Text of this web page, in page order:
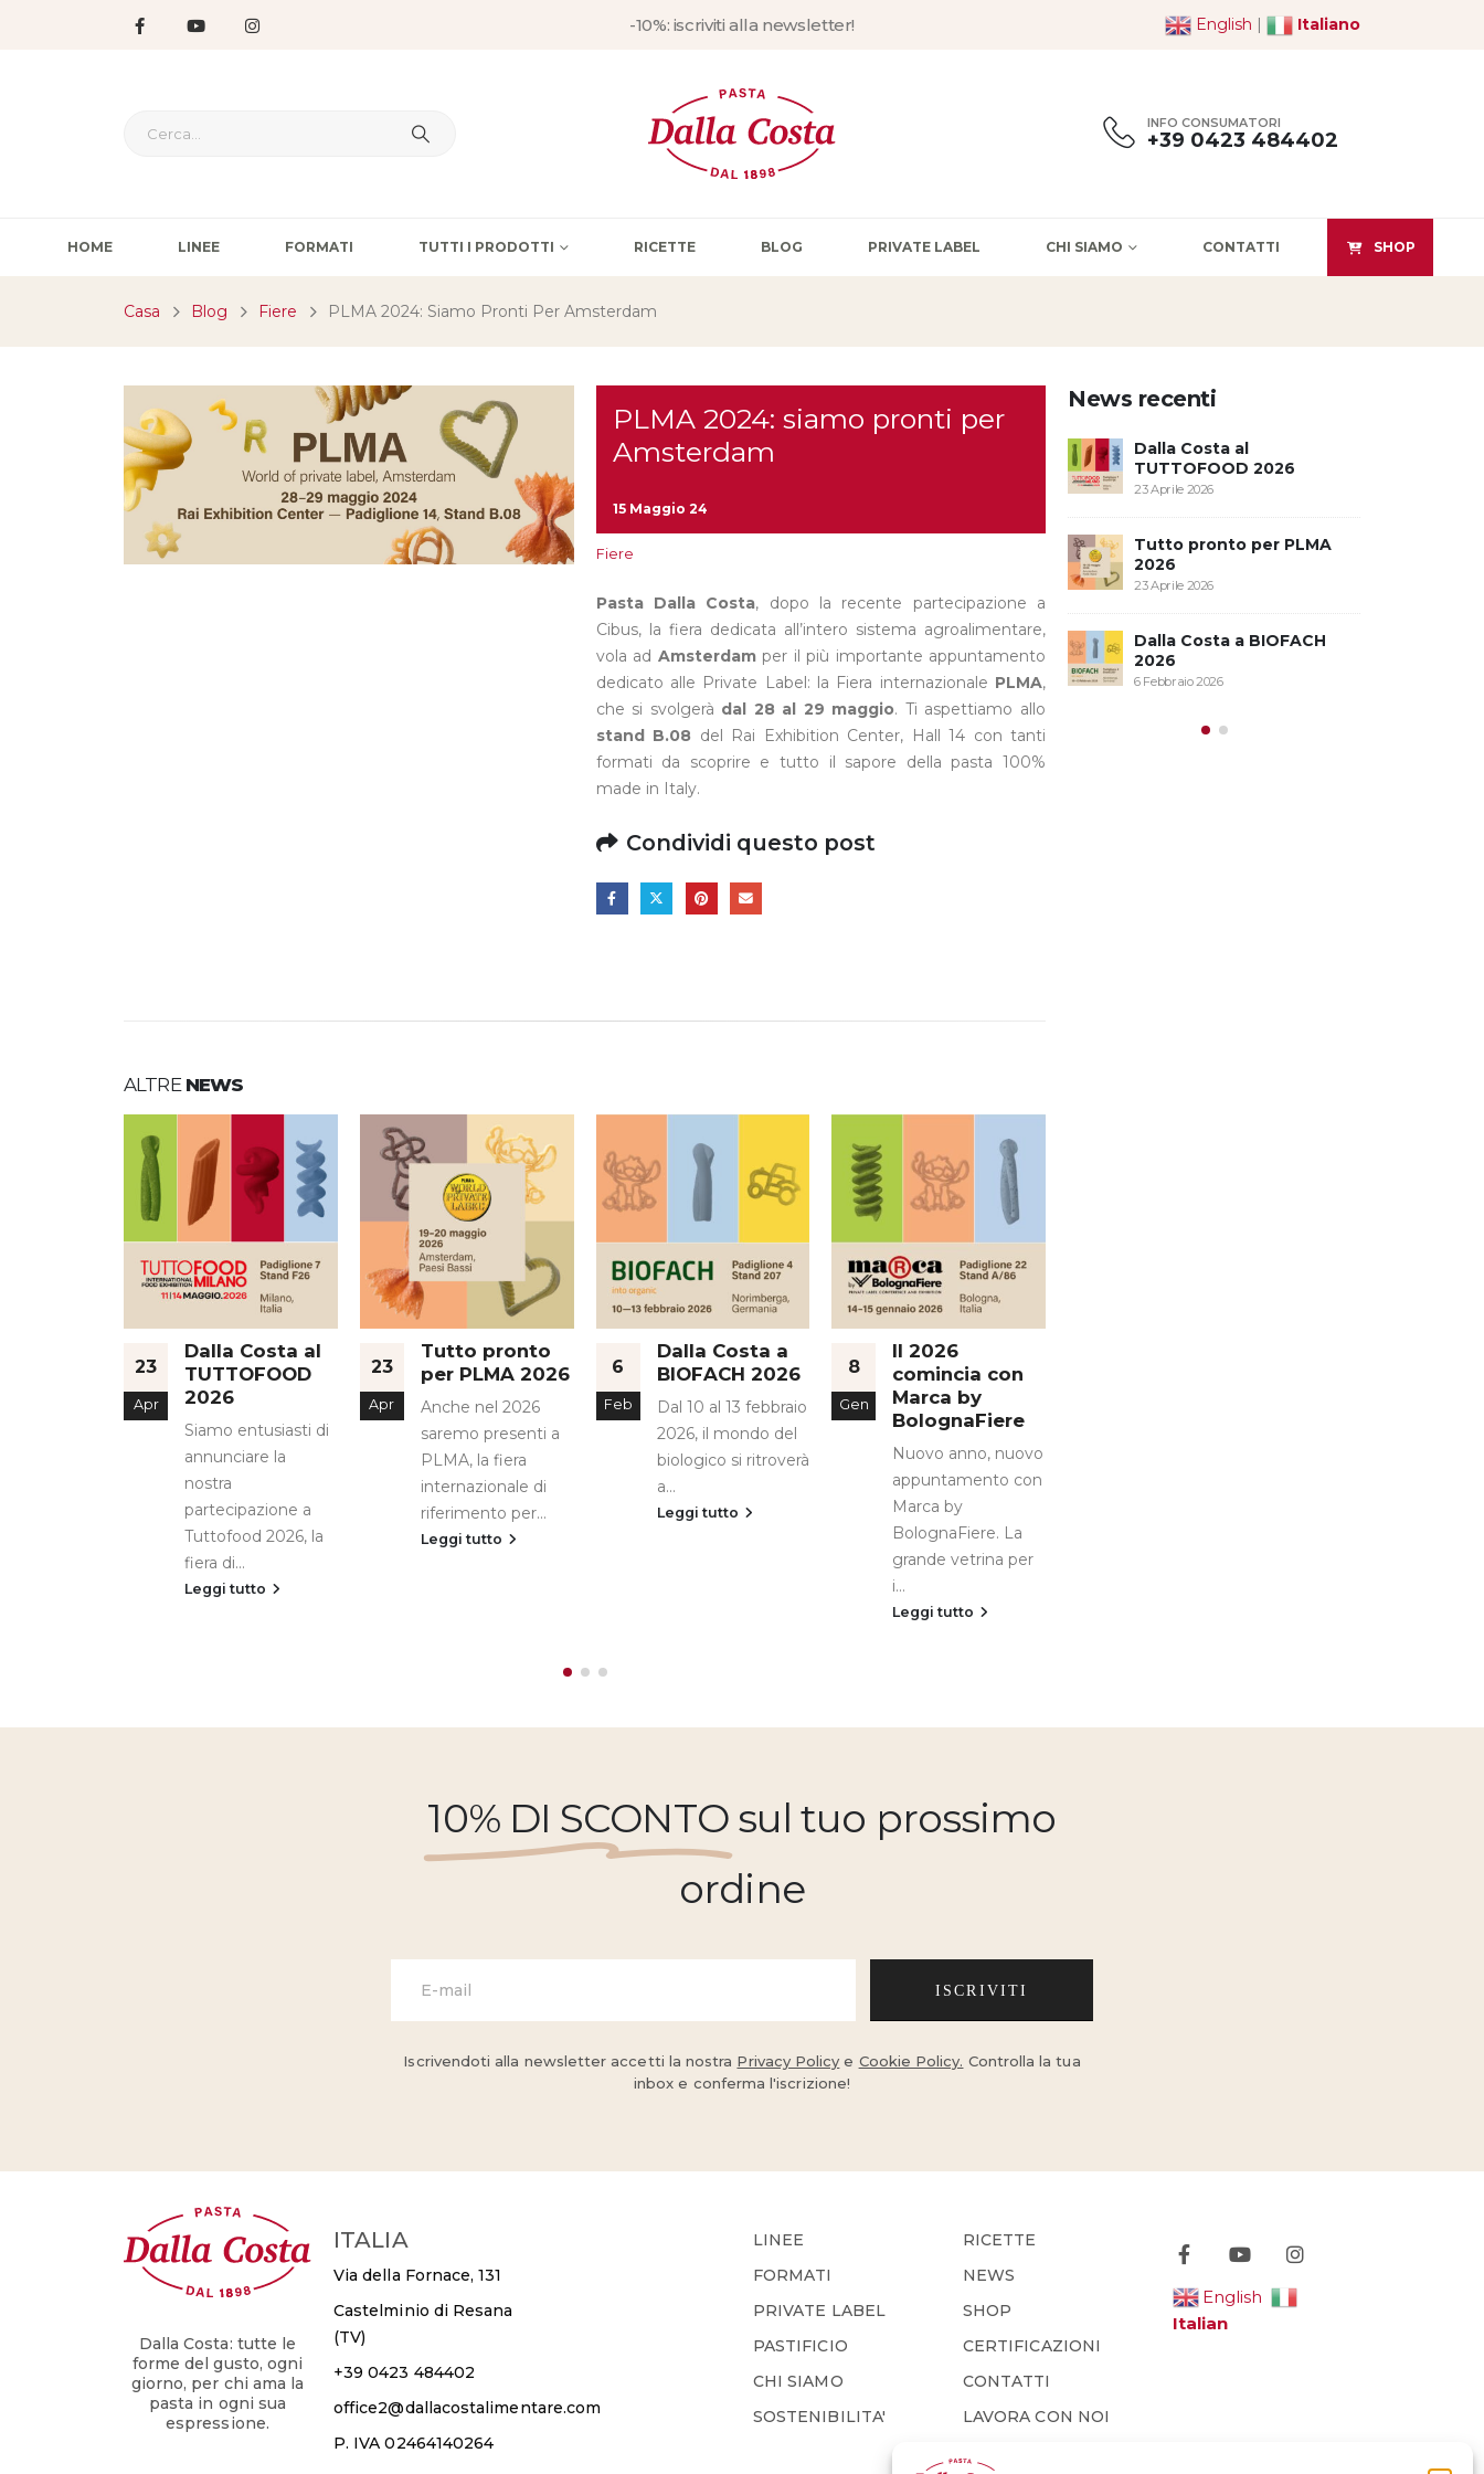
-10%: iscriviti alla newsletter! English | Italiano
INFO CONSUMATORI
+39 0423 484402
HOME LINEE FORMATI TUTTI I PRODOTTI RICETTE BLOG PRIVATE LABEL CHI SIAMO CONTATTI SHOP
Casa Blog Fiere PLMA 2024: Siamo Pronti Per Amsterdam
PLMA 2024: siamo pronti per
Amsterdam
15 Maggio 24
Fiere
Pasta Dalla Costa, dopo la recente partecipazione a
Cibus, la fiera dedicata all’intero sistema agroalimentare,
vola ad Amsterdamper il più importante appuntamento
dedicato alle Private Label: la Fiera internazionale PLMA,
che si svolgerà dal 28 al 29 maggio. Ti aspettiamo allo
stand B.08 del Rai Exhibition Center, Hall 14 con tanti
formati da scoprire e tutto il sapore della pasta 100%
made in Italy.
Condividi questo post
ALTRE NEWS
23
Apr
Dalla Costa al
TUTTOFOOD
2026
Siamo entusiasti di
annunciare la
nostra
partecipazione a
Tuttofood 2026, la
fiera di...
Leggi tutto
23
Apr
Tutto pronto
per PLMA 2026
Anche nel 2026
saremo presenti a
PLMA, la fiera
internazionale di
riferimento per...
Leggi tutto
6
Feb
Dalla Costa a
BIOFACH 2026
Dal 10 al 13 febbraio
2026, il mondo del
biologico si ritroverà
a...
Leggi tutto
8
Gen
Il 2026
comincia con
Marca by
BolognaFiere
Nuovo anno, nuovo
appuntamento con
Marca by
BolognaFiere. La
grande vetrina per
i...
Leggi tutto
News recenti
Dalla Costa al
TUTTOFOOD 2026
23 Aprile 2026
Tutto pronto per PLMA
2026
23 Aprile 2026
Dalla Costa a BIOFACH
2026
6 Febbraio 2026
10% DI SCONTOsul tuo prossimo
ordine
ISCRIVITI
Iscrivendoti alla newsletter accetti la nostra Privacy Policy e Cookie Policy. Controlla la tua
inbox e conferma l'iscrizione!
Dalla Costa: tutte le
forme del gusto, ogni
giorno, per chi ama la
pasta in ogni sua
espressione.
ITALIA
Via della Fornace, 131
Castelminio di Resana
(TV)
+39 0423 484402
office2@dallacostalimentare.com
P. IVA 02464140264
LINEE
FORMATI
PRIVATE LABEL
PASTIFICIO
CHI SIAMO
SOSTENIBILITA'
RICETTE
NEWS
SHOP
CERTIFICAZIONI
CONTATTI
LAVORA CON NOI
English
Italian